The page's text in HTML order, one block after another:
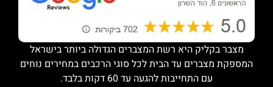
מצבר בקליק היא רשת המצברים הגדולה ביותר בישראל
המספקת מצברים עד הבית לכל סוגי הרכבים במחירים נוחים
עם התחייבות להגעה עד 60 דקות בלבד.